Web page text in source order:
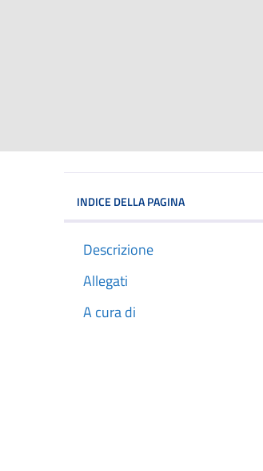
INDICE DELLA PAGINA
Descrizione
Allegati
A cura di